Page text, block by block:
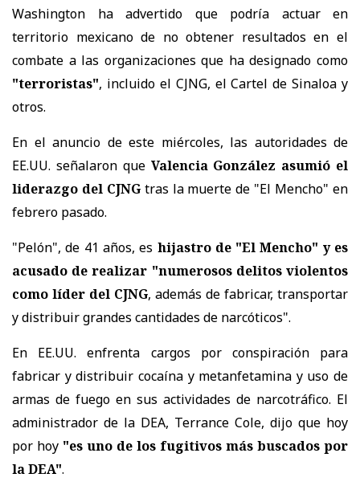
Washington ha advertido que podría actuar en
territorio mexicano de no obtener resultados en el
combate a las organizaciones que ha designado como
"terroristas", incluido el CJNG, el Cartel de Sinaloa y
otros.
En el anuncio de este miércoles, las autoridades de
EE.UU. señalaron queValencia González asumió el
liderazgo del CJNGtras la muerte de "El Mencho" en
febrero pasado.
"Pelón", de 41 años, es hijastro de "El Mencho" y es
acusado de realizar "numerosos delitos violentos
como líder del CJNG, además de fabricar, transportar
y distribuir grandes cantidades de narcóticos".
En EE.UU. enfrenta cargos por conspiración para
fabricar y distribuir cocaína y metanfetamina y uso de
armas de fuego en sus actividades de narcotráfico. El
administrador de la DEA, Terrance Cole, dijo que hoy
por hoy "es uno de los fugitivos más buscados por
la DEA".